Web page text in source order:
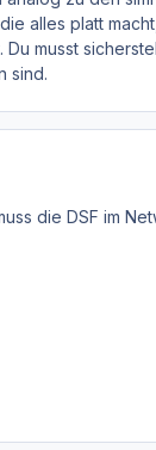
alles platt
musst
sind.
die DSF im